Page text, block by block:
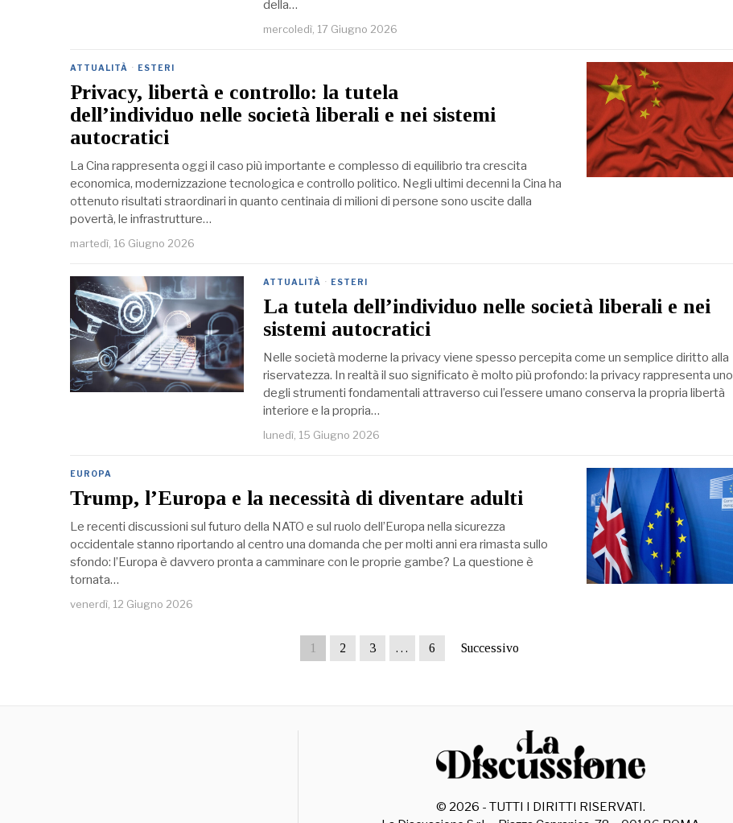
della…
mercoledì, 17 Giugno 2026
ATTUALITÀ · ESTERI
Privacy, libertà e controllo: la tutela
dell’individuo nelle società liberali e nei sistemi
autocratici
La Cina rappresenta oggi il caso più importante e complesso di equilibrio tra crescita
economica, modernizzazione tecnologica e controllo politico. Negli ultimi decenni la Cina ha
ottenuto risultati straordinari in quanto centinaia di milioni di persone sono uscite dalla
povertà, le infrastrutture…
martedì, 16 Giugno 2026
ATTUALITÀ · ESTERI
La tutela dell’individuo nelle società liberali e nei
sistemi autocratici
Nelle società moderne la privacy viene spesso percepita come un semplice diritto alla
riservatezza. In realtà il suo significato è molto più profondo: la privacy rappresenta uno
degli strumenti fondamentali attraverso cui l’essere umano conserva la propria libertà
interiore e la propria…
lunedì, 15 Giugno 2026
EUROPA
Trump, l’Europa e la necessità di diventare adulti
Le recenti discussioni sul futuro della NATO e sul ruolo dell’Europa nella sicurezza
occidentale stanno riportando al centro una domanda che per molti anni era rimasta sullo
sfondo: l’Europa è davvero pronta a camminare con le proprie gambe? La questione è
tornata…
venerdì, 12 Giugno 2026
1 2 3 … 6 Successivo
© 2026 - TUTTI I DIRITTI RISERVATI.